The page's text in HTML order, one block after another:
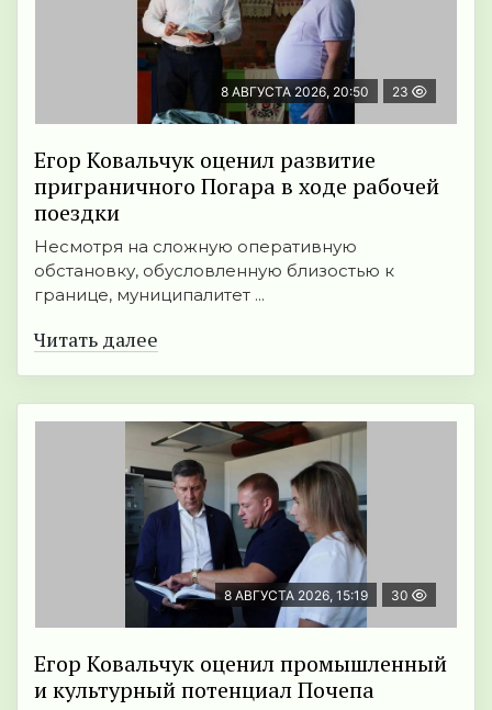
8 АВГУСТА 2026, 20:50 23
Егор Ковальчук оценил развитие
приграничного Погара в ходе рабочей
поездки
Несмотря на сложную оперативную
обстановку, обусловленную близостью к
границе, муниципалитет ...
Читать далее
8 АВГУСТА 2026, 15:19 30
Егор Ковальчук оценил промышленный
и культурный потенциал Почепа